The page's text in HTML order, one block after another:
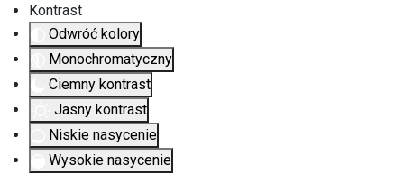
Kontrast
Odwróć kolory
Monochromatyczny
Ciemny kontrast
Jasny kontrast
Niskie nasycenie
Wysokie nasycenie